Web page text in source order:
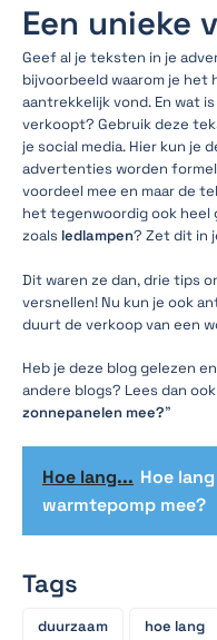
Een unieke
Geef al je teksten in je
bijvoorbeeld waarom je
aantrekkelijk vond. En wat
verkoopt? Gebruik deze
je social media. Hier kun je
advertenties worden
voordeel mee en maar de
het tegenwoordig ook heel
zoals ledlampen? Zet dit in
Dit waren ze dan, drie tips
versnellen! Nu kun je ook
duurt de verkoop van een
Heb je deze blog gelezen
andere blogs? Lees dan
zonnepanelen mee?"
Hoe lang... Hoe
warmtepomp mee?
Tags
duurzaam hoe lang